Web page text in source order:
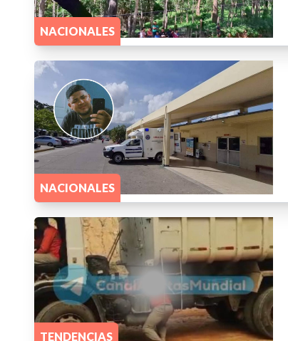
NACIONALES
NACIONALES
TENDENCIAS